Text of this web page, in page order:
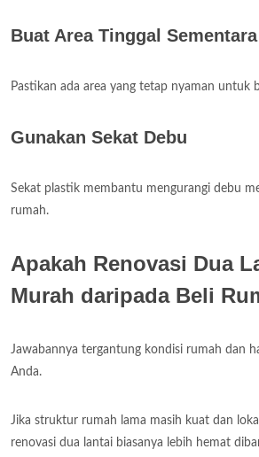
Buat Area Tinggal Sementara
Pastikan ada area yang tetap nyaman untuk
Gunakan Sekat Debu
Sekat plastik membantu mengurangi debu
rumah.
Apakah Renovasi Dua
Murah daripada Beli
Jawabannya tergantung kondisi rumah dan
Anda.
Jika struktur rumah lama masih kuat dan
renovasi dua lantai biasanya lebih hemat